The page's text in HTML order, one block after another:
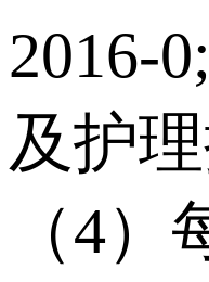
2016-
及护
（4）